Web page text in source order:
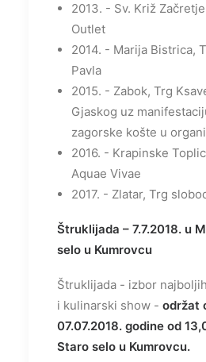
2013. - Sv. Križ
Outlet
2014. - Marija Bistrica,
Pavla
2015. - Zabok, Trg
Gjaskog uz
zagorske košte u
2016. - Krapinske
Aquae Vivae
2017. - Zlatar, Trg
Štruklijada – 7.7.2018. u
selo u Kumrovcu
Štruklijada - izbor
i kulinarski show - održat
07.07.2018. godine od
Staro selo u Kumrovcu.